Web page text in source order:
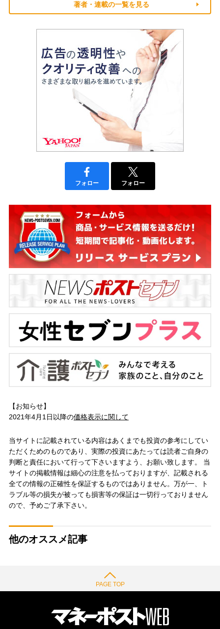
著者・連載の一覧を見る
フォロー フォロー
【お知らせ】
2021年4月1日以降の価格表示に関して
当サイトに記載されている内容はあくまでも投資の参考にしてい
ただくためのものであり、実際の投資にあたっては読者ご自身の
判断と責任において行って下さいますよう、お願い致します。 当
サイトの掲載情報は細心の注意を払っておりますが、記載される
全ての情報の正確性を保証するものではありません。万が一、ト
ラブル等の損失が被っても損害等の保証は一切行っておりません
ので、予めご了承下さい。
他のオススメ記事
PAGE TOP